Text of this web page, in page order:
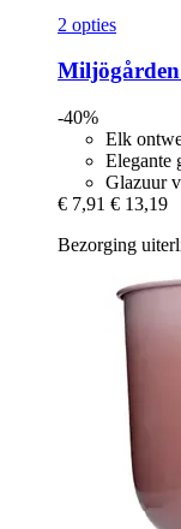
2 opties
Miljögården
-40%
Elk
Elegante
Glazuur
€ 7,91 € 13,19
Bezorging